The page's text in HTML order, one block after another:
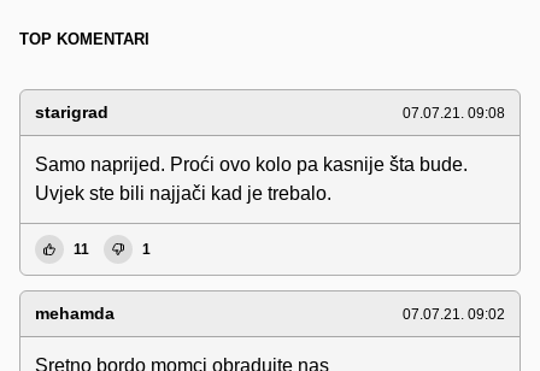
TOP KOMENTARI
starigrad 07.07.21. 09:08
Samo naprijed. Proći ovo kolo pa kasnije šta bude.
Uvjek ste bili najjači kad je trebalo.
11 1
mehamda 07.07.21. 09:02
Sretno bordo momci obradujte nas